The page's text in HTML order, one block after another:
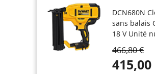
unité
Argenté
DCN680N
sans balais
18 V Unité
DCN680N
multicolore
466,80 €
415,00